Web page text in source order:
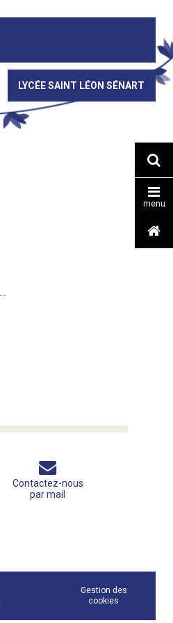
LYCÉE SAINT LÉON SÉNART


menu

Contactez-nous
par mail
Gestion des
cookies